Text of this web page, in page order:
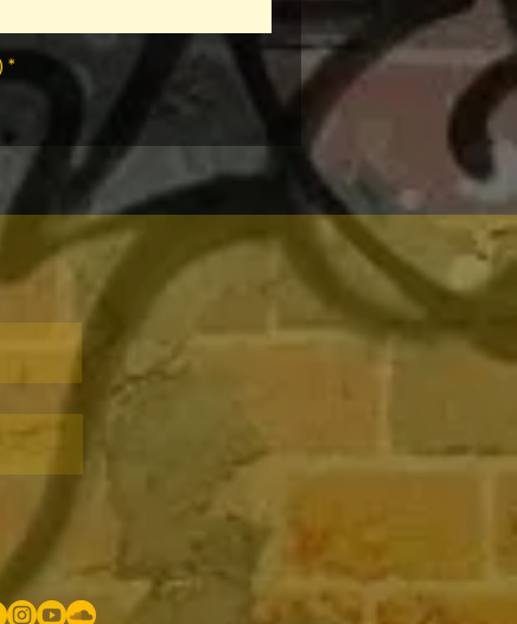
* Rap Tees: A Collection of Hip-Hop T-Shirts 1980-1999 Book (Flawed)